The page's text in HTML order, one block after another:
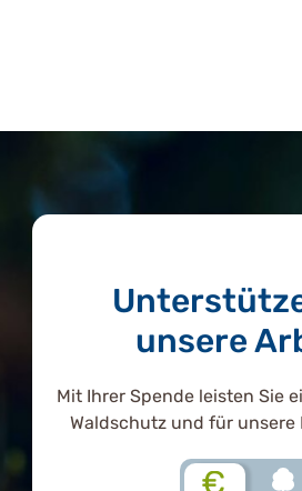
unsere
Mit Ihrer Spende leisten Sie
Waldschutz und für unsere